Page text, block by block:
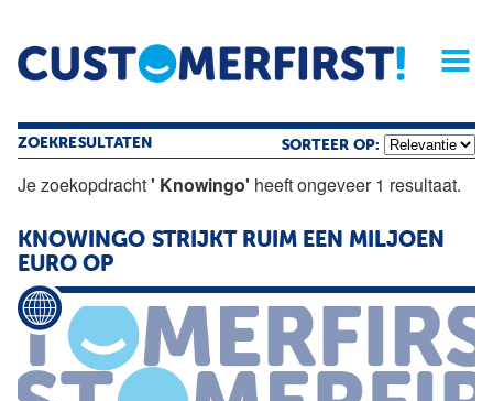
Home Opinie Archief
Magazine
ZOEKRESULTATEN SORTEER OP:
Je zoekopdracht' Knowingo' heeft ongeveer 1 resultaat.
KNOWINGO STRIJKT RUIM EEN MILJOEN
EURO OP